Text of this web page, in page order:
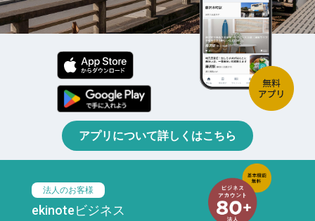
アプリについて詳しくはこちら
法人のお客様
ekinoteビジネス